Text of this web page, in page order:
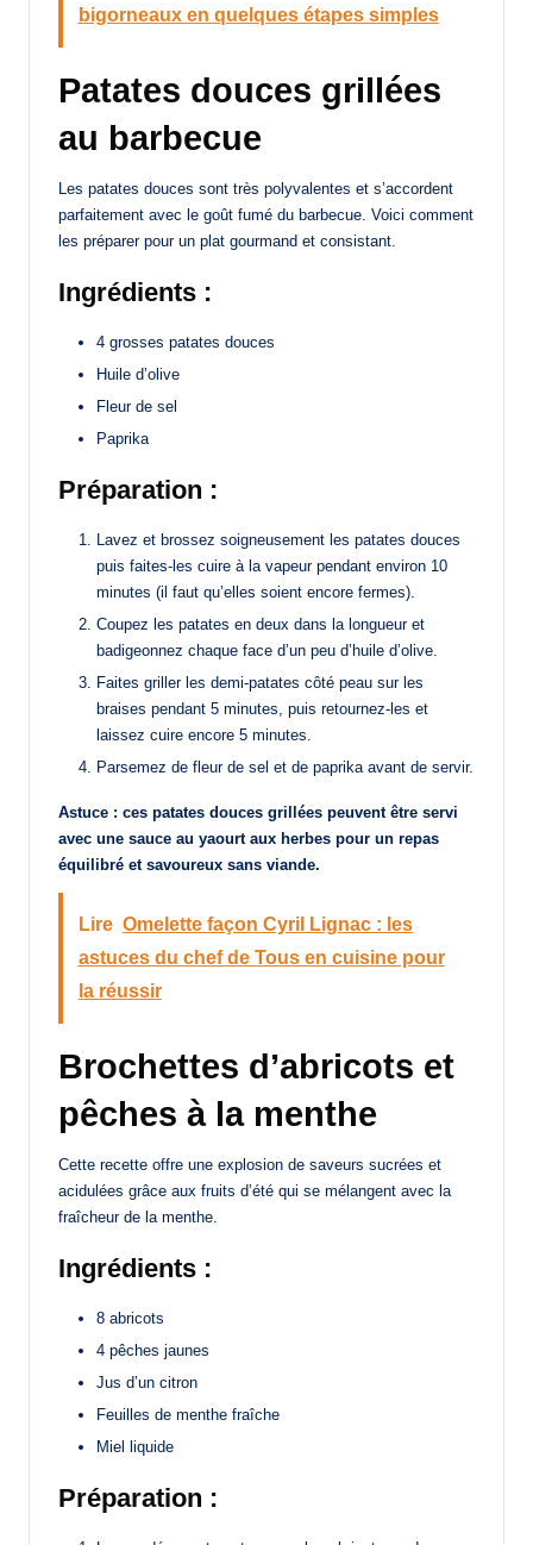
bigorneaux en quelques étapes simples
Patates douces grillées
au barbecue
Les patates douces sont très polyvalentes et s’accordent
parfaitement avec le goût fumé du barbecue. Voici comment
les préparer pour un plat gourmand et consistant.
Ingrédients :
4 grosses patates douces
Huile d’olive
Fleur de sel
Paprika
Préparation :
Lavez et brossez soigneusement les patates douces
puis faites-les cuire à la vapeur pendant environ 10
minutes (il faut qu’elles soient encore fermes).
Coupez les patates en deux dans la longueur et
badigeonnez chaque face d’un peu d’huile d’olive.
Faites griller les demi-patates côté peau sur les
braises pendant 5 minutes, puis retournez-les et
laissez cuire encore 5 minutes.
Parsemez de fleur de sel et de paprika avant de servir.
Astuce : ces patates douces grillées peuvent être servi
avec une sauce au yaourt aux herbes pour un repas
équilibré et savoureux sans viande.
Lire Omelette façon Cyril Lignac : les
astuces du chef de Tous en cuisine pour
la réussir
Brochettes d’abricots et
pêches à la menthe
Cette recette offre une explosion de saveurs sucrées et
acidulées grâce aux fruits d’été qui se mélangent avec la
fraîcheur de la menthe.
Ingrédients :
8 abricots
4 pêches jaunes
Jus d’un citron
Feuilles de menthe fraîche
Miel liquide
Préparation :